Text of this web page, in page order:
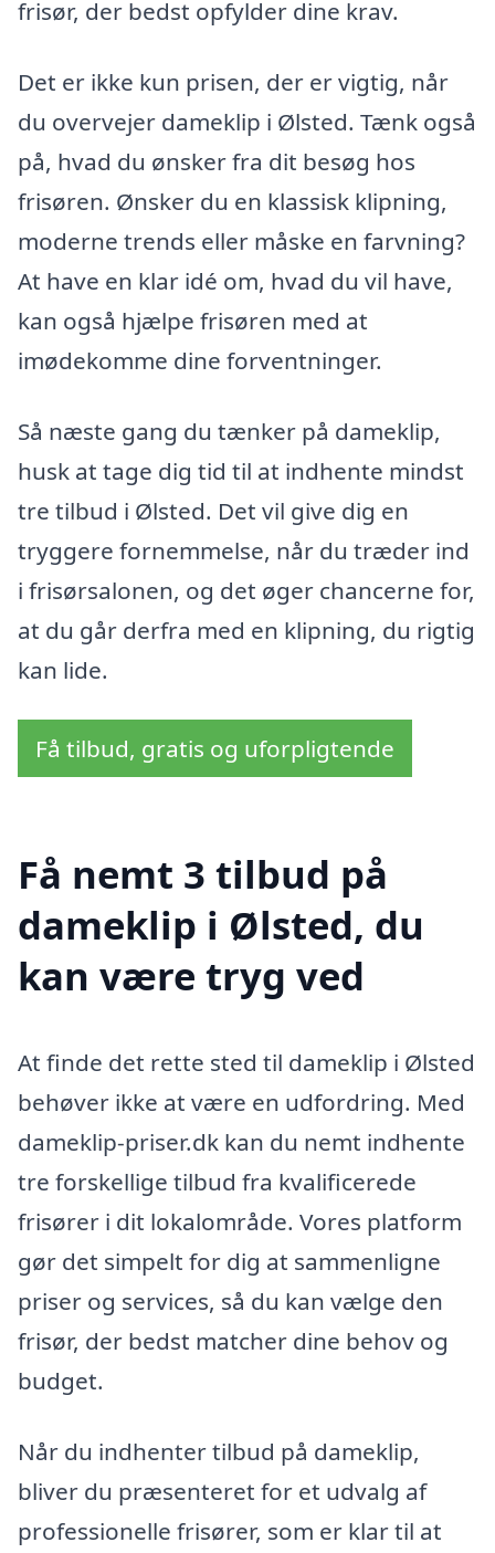
frisør, der bedst opfylder dine krav.
Det er ikke kun prisen, der er vigtig, når
du overvejer dameklip i Ølsted. Tænk også
på, hvad du ønsker fra dit besøg hos
frisøren. Ønsker du en klassisk klipning,
moderne trends eller måske en farvning?
At have en klar idé om, hvad du vil have,
kan også hjælpe frisøren med at
imødekomme dine forventninger.
Så næste gang du tænker på dameklip,
husk at tage dig tid til at indhente mindst
tre tilbud i Ølsted. Det vil give dig en
tryggere fornemmelse, når du træder ind
i frisørsalonen, og det øger chancerne for,
at du går derfra med en klipning, du rigtig
kan lide.
Få tilbud, gratis og uforpligtende
Få nemt 3 tilbud på
dameklip i Ølsted, du
kan være tryg ved
At finde det rette sted til dameklip i Ølsted
behøver ikke at være en udfordring. Med
dameklip-priser.dk kan du nemt indhente
tre forskellige tilbud fra kvalificerede
frisører i dit lokalområde. Vores platform
gør det simpelt for dig at sammenligne
priser og services, så du kan vælge den
frisør, der bedst matcher dine behov og
budget.
Når du indhenter tilbud på dameklip,
bliver du præsenteret for et udvalg af
professionelle frisører, som er klar til at